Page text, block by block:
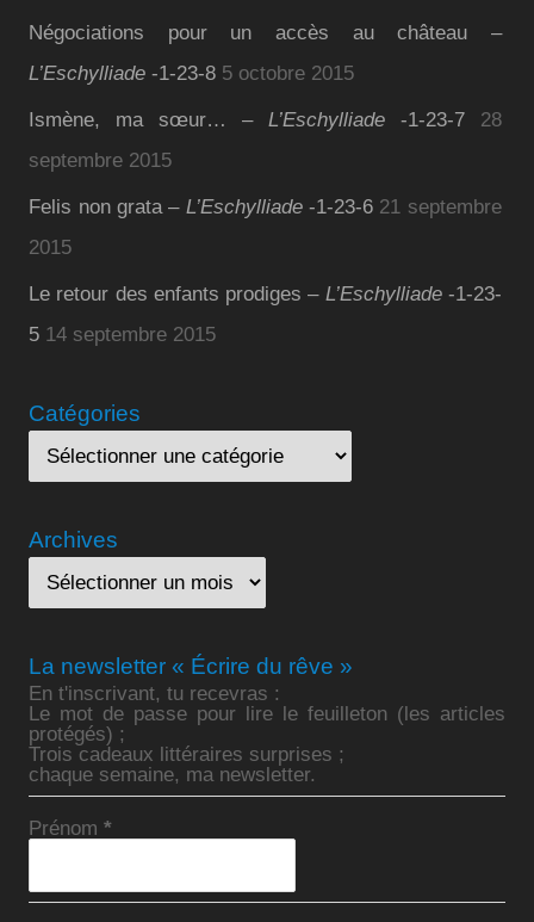
Négociations pour un accès au château –
L’Eschylliade -1-23-8 5 octobre 2015
Ismène, ma sœur… – L’Eschylliade-1-23-7
28
septembre 2015
Felis non grata – L’Eschylliade-1-23-6 21 septembre
2015
Le retour des enfants prodiges – L’Eschylliade-1-23-
5 14 septembre 2015
Catégories
Archives
La newsletter « Écrire du rêve »
En t'inscrivant, tu recevras :
Le mot de passe pour lire le feuilleton (les articles
protégés) ;
Trois cadeaux littéraires surprises ;
chaque semaine, ma newsletter.
Prénom*